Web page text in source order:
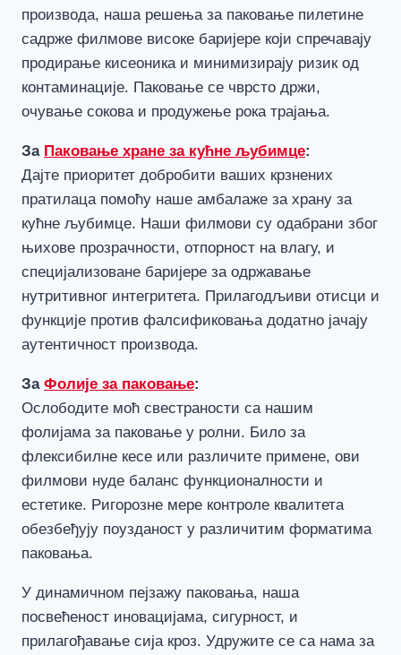
производа, наша решења за паковање пилетине
садрже филмове високе баријере који спречавају
продирање кисеоника и минимизирају ризик од
контаминације. Паковање се чврсто држи,
очување сокова и продужење рока трајања.
За Паковање хране за кућне љубимце:
Дајте приоритет добробити ваших крзнених
пратилаца помоћу наше амбалаже за храну за
кућне љубимце. Наши филмови су одабрани због
њихове прозрачности, отпорност на влагу, и
специјализоване баријере за одржавање
нутритивног интегритета. Прилагодљиви отисци и
функције против фалсификовања додатно јачају
аутентичност производа.
За Фолије за паковање:
Ослободите моћ свестраности са нашим
фолијама за паковање у ролни. Било за
флексибилне кесе или различите примене, ови
филмови нуде баланс функционалности и
естетике. Ригорозне мере контроле квалитета
обезбеђују поузданост у различитим форматима
паковања.
У динамичном пејзажу паковања, наша
посвећеност иновацијама, сигурност, и
прилагођавање сија кроз. Удружите се са нама за